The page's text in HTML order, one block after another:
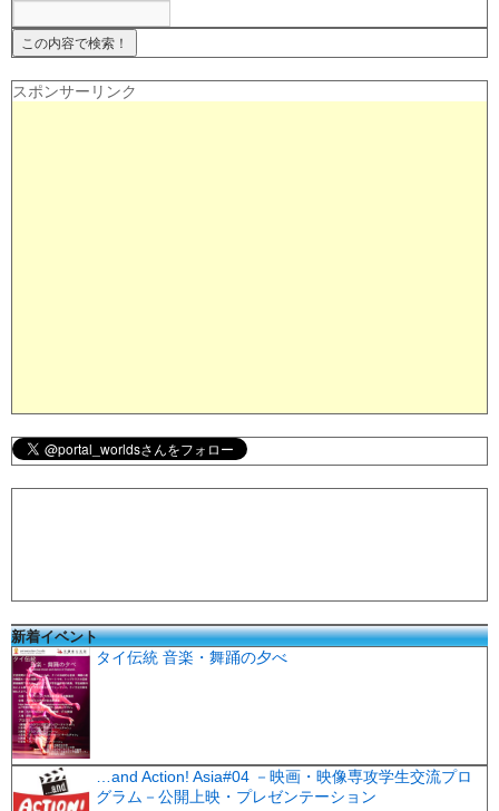
スポンサーリンク
新着イベント
タイ伝統 音楽・舞踊の夕べ
…and Action! Asia#04 －映画・映像専攻学生交流プロ
グラム－公開上映・プレゼンテーション